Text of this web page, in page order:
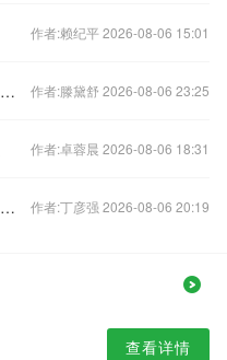
作者:赖纪平 2026-08-06 15:01
中央经济工作会议，回答六个关于中国经济的重要问题 作者:滕黛舒 2026-08-06 23:25
作者:卓蓉晨 2026-08-06 18:31
预售周期长、全额退款难，网上预售票套路埋得深 作者:丁彦强 2026-08-06 20:19
查看详情